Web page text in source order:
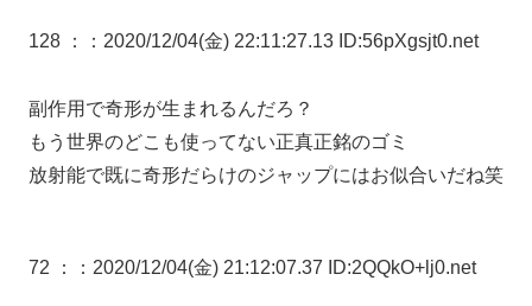
128 ： ：2020/12/04(金) 22:11:27.13 ID:56pXgsjt0.net
副作用で奇形が生まれるんだろ？
もう世界のどこも使ってない正真正銘のゴミ
放射能で既に奇形だらけのジャップにはお似合いだね笑
72 ： ：2020/12/04(金) 21:12:07.37 ID:2QQkO+lj0.net